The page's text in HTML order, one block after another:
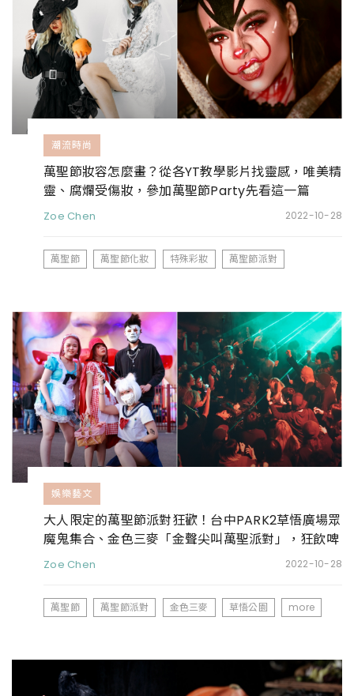
潮流時尚
萬聖節妝容怎麼畫？從各YT教學影片找靈感，唯美精
靈、腐爛受傷妝，參加萬聖節Party先看這一篇
Zoe Chen 2022-10-28
萬聖節 萬聖節化妝 特殊彩妝 萬聖節派對
娛樂藝文
大人限定的萬聖節派對狂歡！台中PARK2草悟廣場眾
魔鬼集合、金色三麥「金聲尖叫萬聖派對」，狂飲啤
酒還有DJ打碟玩到翻
Zoe Chen 2022-10-28
萬聖節 萬聖節派對 金色三麥 草悟公園 more